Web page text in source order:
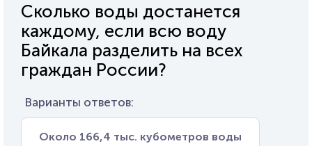
Сколько воды достанется
каждому, если всю воду
Байкала разделить на всех
граждан России?
Варианты ответов:
Около 166,4 тыс. кубометров воды